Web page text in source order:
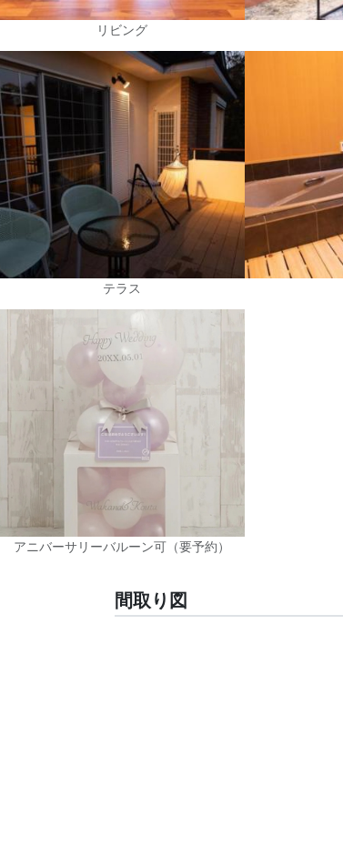
リビング
テラス
アニバーサリーバルーン可（要予約）
間取り図